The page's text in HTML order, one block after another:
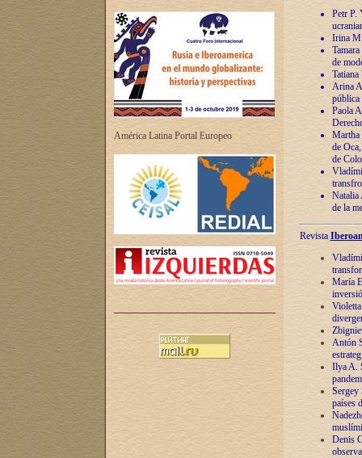
América Latina Portal Europeo
Petr P.
Irina
de
Arina
pública
Paola
Martha
de
de
Natalia
de la
Revista
María
Antón
Ilya A.
Sergey
países
Denis